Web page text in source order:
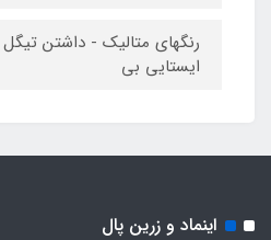
رنگهای متالیک - داشتن
ایستایی بی
اینماد و زرین پال